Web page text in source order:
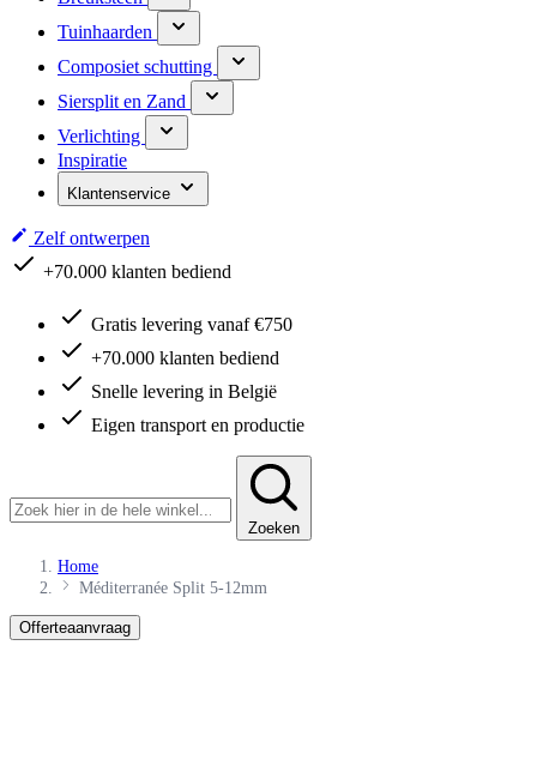
Tuinhaarden
Composiet schutting
Siersplit en Zand
Verlichting
Inspiratie
Klantenservice
Zelf ontwerpen
+70.000 klanten bediend
Gratis levering vanaf €750
+70.000 klanten bediend
Snelle levering in België
Eigen transport en productie
Zoeken
Home
Méditerranée Split 5-12mm
Offerteaanvraag